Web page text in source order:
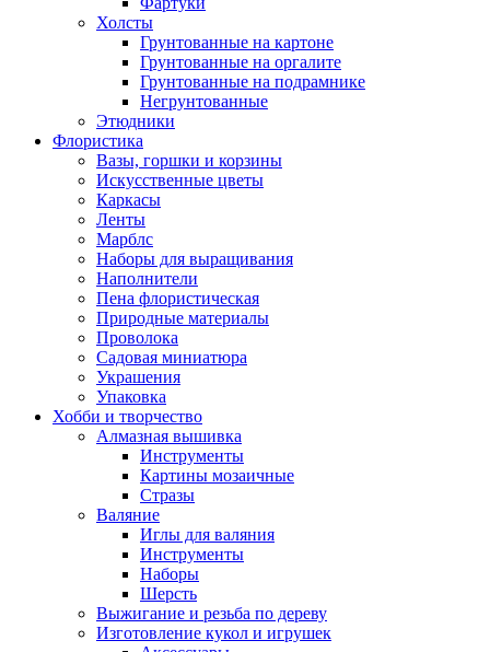
Холсты
Грунтованные на картоне
Грунтованные на оргалите
Грунтованные на подрамнике
Негрунтованные
Этюдники
Флористика
Вазы, горшки и корзины
Искусственные цветы
Каркасы
Ленты
Марблс
Наборы для выращивания
Наполнители
Пена флористическая
Природные материалы
Проволока
Садовая миниатюра
Украшения
Упаковка
Хобби и творчество
Алмазная вышивка
Инструменты
Картины мозаичные
Стразы
Валяние
Иглы для валяния
Инструменты
Наборы
Шерсть
Выжигание и резьба по дереву
Изготовление кукол и игрушек